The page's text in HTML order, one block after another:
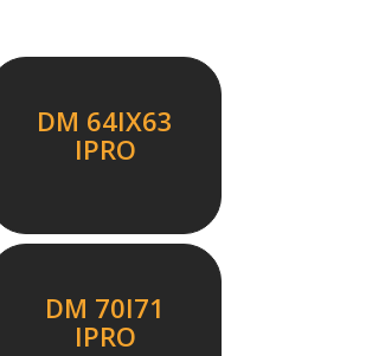
DM 64IX63
IPRO
DM 70I71
IPRO